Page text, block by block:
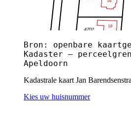
Bron: openbare
Kadaster —
Apeldoorn
Kadastrale kaart Jan
Kies uw huisnummer